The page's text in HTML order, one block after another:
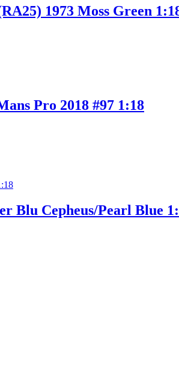
1973 Moss Green
Pro 2018 #97 1:18
Blu Cepheus/Pearl Blue